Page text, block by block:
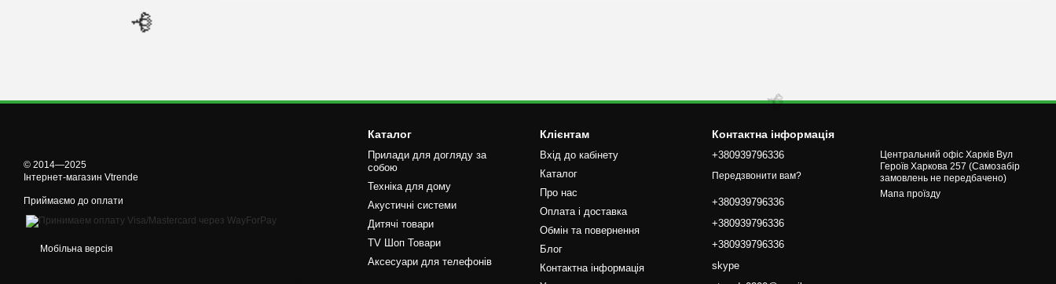
© 2014—2025
Інтернет-магазин Vtrende
Приймаємо до оплати
Мобільна версія
Каталог
Прилади для догляду за
собою
Техніка для дому
Акустичні системи
Дитячі товари
TV Шоп Товари
Аксесуари для телефонів
Клієнтам
Вхід до кабінету
Каталог
Про нас
Оплата і доставка
Обмін та повернення
Блог
Контактна інформація
Контактна інформація
+380939796336
Передзвонити вам?
+380939796336
+380939796336
+380939796336
skype
Центральний офіс Харків Вул
Героїв Харкова 257 (Самозабір
замовлень не передбачено)
Мапа проїзду
🌹